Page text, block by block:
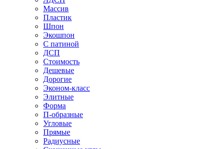
Массив
Пластик
Шпон
Экошпон
С патиной
ДСП
Стоимость
Дешевые
Дорогие
Эконом-класс
Элитные
Форма
П-образные
Угловые
Прямые
Радиусные